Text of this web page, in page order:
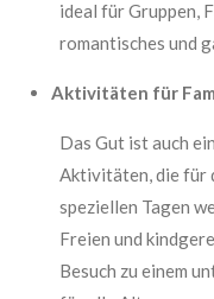
ideal für Gruppen,
romantisches und
Aktivitäten für
Das Gut ist auch
Aktivitäten, die für
speziellen Tagen
Freien und
Besuch zu einem